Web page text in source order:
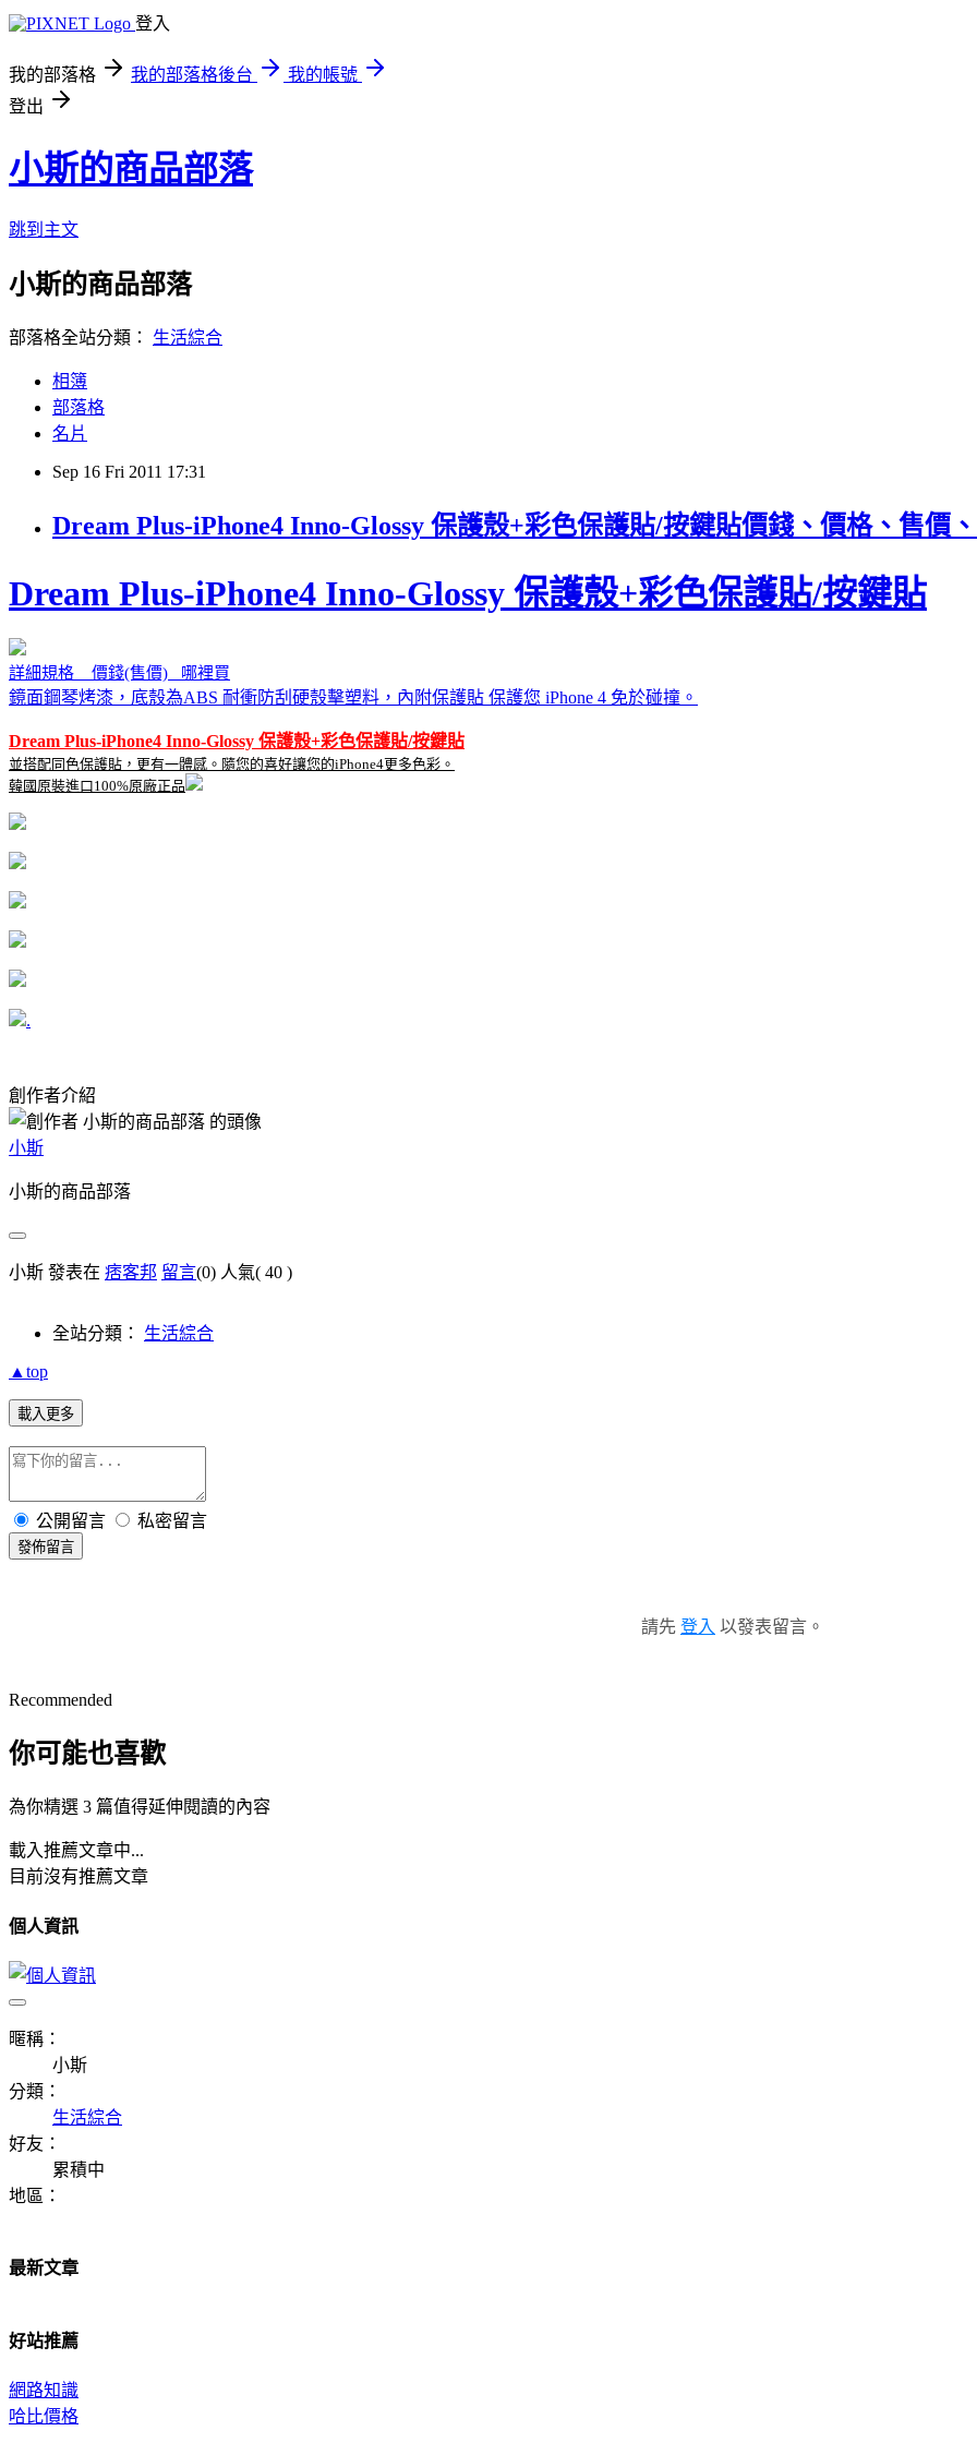
登入
我的部落格 我的部落格後台
我的帳號
登出
小斯的商品部落
跳到主文
小斯的商品部落
部落格全站分類： 生活綜合
相簿
部落格
名片
Sep 16 Fri 2011 17:31
Dream Plus-iPhone4 Inno-Glossy 保護殼+彩色保護貼/按鍵貼價錢、價格、售價
Dream Plus-iPhone4 Inno-Glossy 保護殼+彩色保護貼/按鍵貼
詳細規格 價錢(售價) 哪裡買
鏡面鋼琴烤漆，底殼為ABS 耐衝防刮硬殼擊塑料，內附保護貼 保護您 iPhone 4 免於碰撞。
Dream Plus-iPhone4 Inno-Glossy 保護殼+彩色保護貼/按鍵貼
並搭配同色保護貼，更有一體感。隨您的喜好讓您的iPhone4更多色彩。
韓國原裝進口100%原廠正品
.
創作者介紹
小斯
小斯的商品部落
小斯 發表在 痞客邦 留言(0) 人氣( 40 )
全站分類： 生活綜合
▲top
載入更多
公開留言 私密留言
發佈留言
請先 登入 以發表留言。
Recommended
你可能也喜歡
為你精選 3 篇值得延伸閱讀的內容
載入推薦文章中...
目前沒有推薦文章
個人資訊
暱稱：
小斯
分類：
生活綜合
好友：
累積中
地區：
最新文章
好站推薦
網路知識
哈比價格